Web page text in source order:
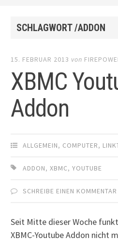
SCHLAGWORT /ADDON
15. FEBRUAR 2013 von
XBMC
Addon
ALLGEMEIN, COMPUTER,
ADDON,XBMC,YOUTUBE
SCHREIBE EINEN KOMMENTAR
Seit Mitte dieser Woche
XBMC-Youtube Addon nicht